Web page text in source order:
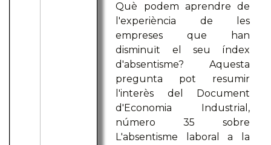
Què podem aprendre de
l'experiència de les
empreses que han
disminuït el seu índex
d'absentisme? Aquesta
pregunta pot resumir
l'interès del Document
d'Economia Industrial,
número 35 sobre
L'absentisme laboral a la